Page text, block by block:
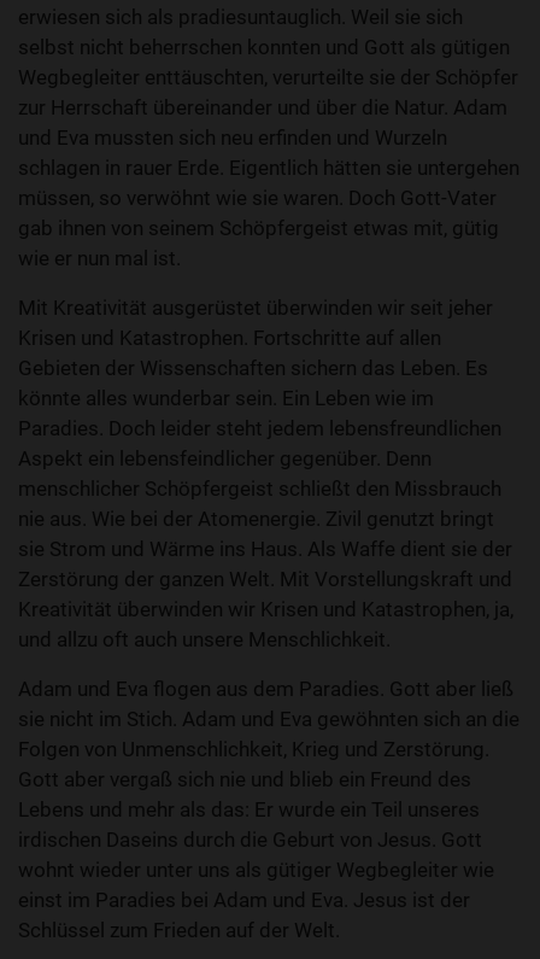
erwiesen sich als pradiesuntauglich. Weil sie sich
selbst nicht beherrschen konnten und Gott als gütigen
Wegbegleiter enttäuschten, verurteilte sie der Schöpfer
zur Herrschaft übereinander und über die Natur. Adam
und Eva mussten sich neu erfinden und Wurzeln
schlagen in rauer Erde. Eigentlich hätten sie untergehen
müssen, so verwöhnt wie sie waren. Doch Gott-Vater
gab ihnen von seinem Schöpfergeist etwas mit, gütig
wie er nun mal ist.
Mit Kreativität ausgerüstet überwinden wir seit jeher
Krisen und Katastrophen. Fortschritte auf allen
Gebieten der Wissenschaften sichern das Leben. Es
könnte alles wunderbar sein. Ein Leben wie im
Paradies. Doch leider steht jedem lebensfreundlichen
Aspekt ein lebensfeindlicher gegenüber. Denn
menschlicher Schöpfergeist schließt den Missbrauch
nie aus. Wie bei der Atomenergie. Zivil genutzt bringt
sie Strom und Wärme ins Haus. Als Waffe dient sie der
Zerstörung der ganzen Welt. Mit Vorstellungskraft und
Kreativität überwinden wir Krisen und Katastrophen, ja,
und allzu oft auch unsere Menschlichkeit.
Adam und Eva flogen aus dem Paradies. Gott aber ließ
sie nicht im Stich. Adam und Eva gewöhnten sich an die
Folgen von Unmenschlichkeit, Krieg und Zerstörung.
Gott aber vergaß sich nie und blieb ein Freund des
Lebens und mehr als das: Er wurde ein Teil unseres
irdischen Daseins durch die Geburt von Jesus. Gott
wohnt wieder unter uns als gütiger Wegbegleiter wie
einst im Paradies bei Adam und Eva. Jesus ist der
Schlüssel zum Frieden auf der Welt.